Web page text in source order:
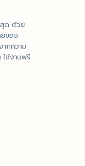
สุด ด้วย
ยของ
ากความ
ช้งานฟรี